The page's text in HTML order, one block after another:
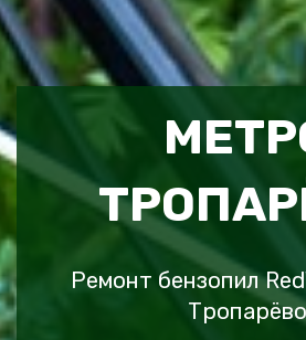
Ремонт бензопил
Тропарёво